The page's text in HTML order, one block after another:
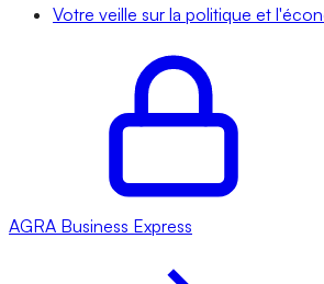
Votre veille sur la politique et
AGRA Business Express